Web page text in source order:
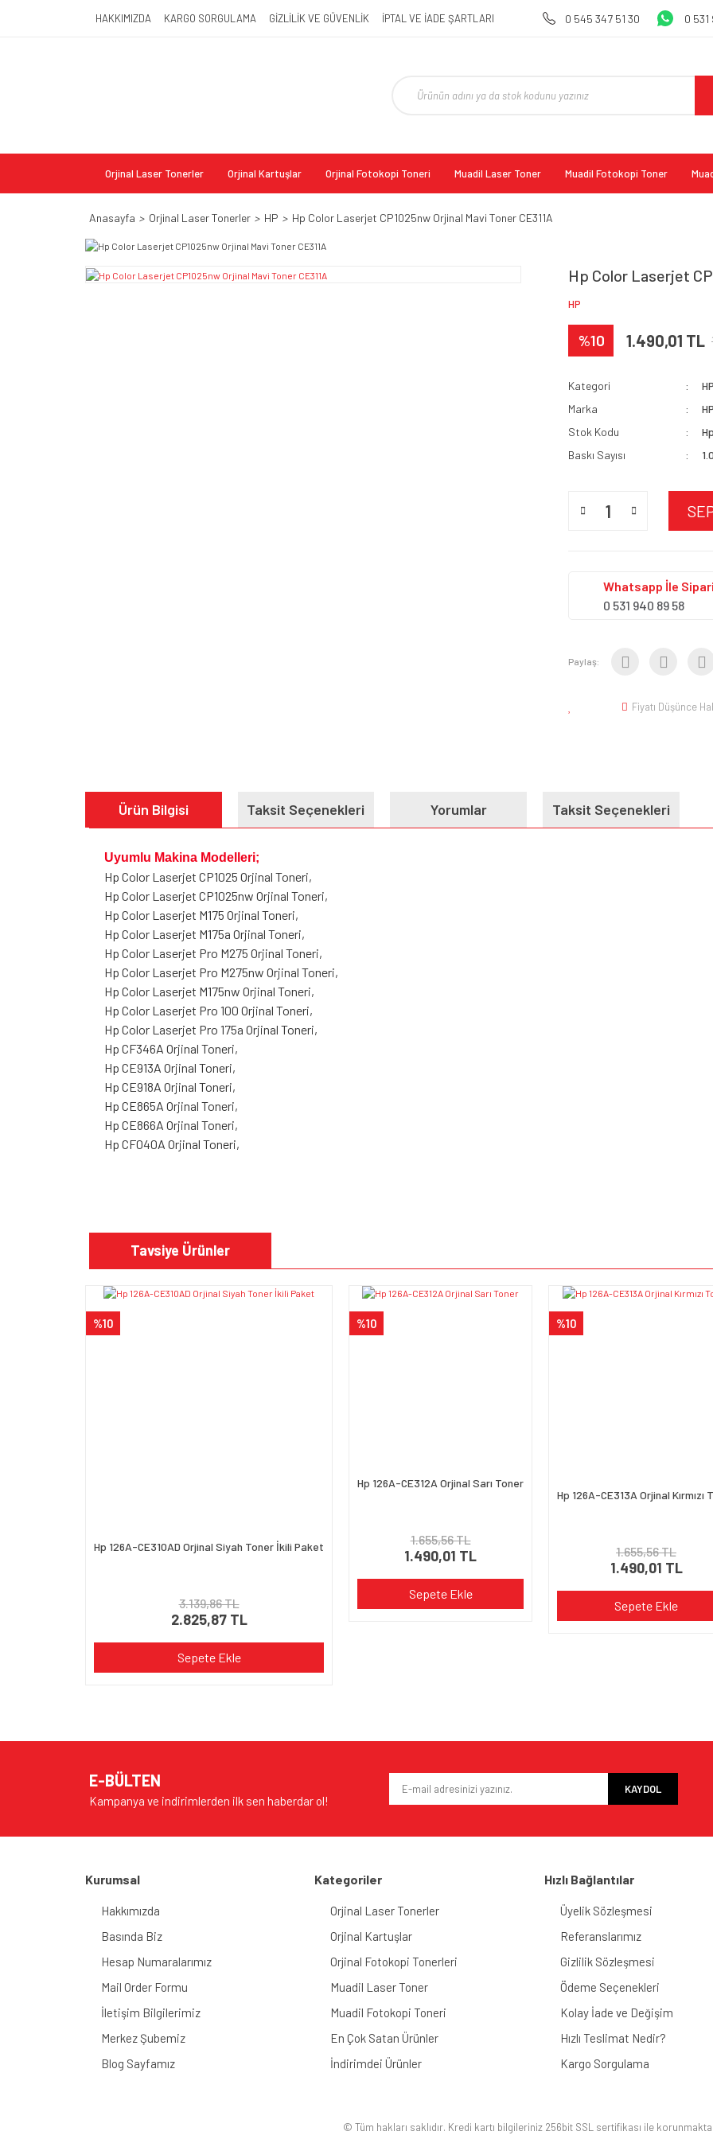
HAKKIMIZDA KARGO SORGULAMA GİZLİLİK VE GÜVENLİK İPTAL VE İADE ŞARTLARI 0 545 347 51 30 0
Orjinal Laser Tonerler Orjinal Kartuşlar Orjinal Fotokopi Toneri Muadil Laser Toner Muadil Fotokopi Toner
Anasayfa Orjinal Laser Tonerler HP Hp Color Laserjet CP1025nw Orjinal Mavi Toner CE311A
Hp Color Laserjet
HP
%10 1.490,01 TL
Kategori
HP
Marka
HP
Stok Kodu
Baskı Sayısı
Whatsapp İle
0 531 940 89 58
Paylaş:
Fiyatı Düşünce
Ürün Bilgisi Taksit Seçenekleri Yorumlar Taksit Seçenekleri
Uyumlu Makina Modelleri;
Hp Color Laserjet CP1025 Orjinal Toneri,
Hp Color Laserjet CP1025nw Orjinal Toneri,
Hp Color Laserjet M175 Orjinal Toneri,
Hp Color Laserjet M175a Orjinal Toneri,
Hp Color Laserjet Pro M275 Orjinal Toneri,
Hp Color Laserjet Pro M275nw Orjinal Toneri,
Hp Color Laserjet M175nw Orjinal Toneri,
Hp Color Laserjet Pro 100 Orjinal Toneri,
Hp Color Laserjet Pro 175a Orjinal Toneri,
Hp CF346A Orjinal Toneri,
Hp CE913A Orjinal Toneri,
Hp CE918A Orjinal Toneri,
Hp CE865A Orjinal Toneri,
Hp CE866A Orjinal Toneri,
Hp CF040A Orjinal Toneri,
Yorum Yaz
Görüş ve önerileriniz için teşekkür ederiz.
Ürün açıklamasında eksik bilgiler bulunuyor.
Gönder
Tavsiye Ürünler
%10
Hp 126A-CE310AD Orjinal Siyah Toner İkili Paket
3.139,86 TL
2.825,87 TL
Sepete Ekle
%10
Hp 126A-CE312A Orjinal Sarı Toner
1.655,56 TL
1.490,01 TL
Sepete Ekle
%10
Hp 126A-CE313A Orjinal Kırmızı
1.655,56 TL
1.490,01 TL
Sepete Ekle
E-BÜLTEN
Kampanya ve indirimlerden ilk sen haberdar ol!
KAYDOL
Kurumsal
Hakkımızda
Basında Biz
Hesap Numaralarımız
Mail Order Formu
İletişim Bilgilerimiz
Merkez Şubemiz
Blog Sayfamız
Kategoriler
Orjinal Laser Tonerler
Orjinal Kartuşlar
Orjinal Fotokopi Tonerleri
Muadil Laser Toner
Muadil Fotokopi Toneri
En Çok Satan Ürünler
İndirimdei Ürünler
Hızlı Bağlantılar
Üyelik Sözleşmesi
Referanslarımız
Gizlilik Sözleşmesi
Ödeme Seçenekleri
Kolay İade ve Değişim
Hızlı Teslimat Nedir?
Kargo Sorgulama
© Tüm hakları saklıdır. Kredi kartı bilgileriniz 256bit SSL sertifikası ile